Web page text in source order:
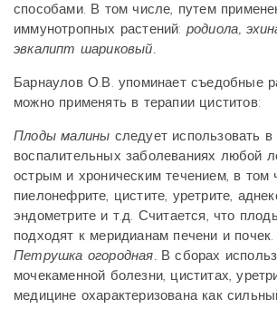
способами. В том числе, путем
иммунотропных растений: родиола,
эвкалипт шариковый.
Барнаулов О.В. упоминает съедобные
можно применять в терапии циститов:
Плоды малины следует использовать
воспалительных заболеваниях любой
острым и хроническим течением, в том
пиелонефрите, цистите, уретрите,
эндометрите и т.д. Считается, что
подходят к меридианам печени и почек.
Петрушка огородная. В сборах
мочекаменной болезни, циститах,
медицине охарактеризована как